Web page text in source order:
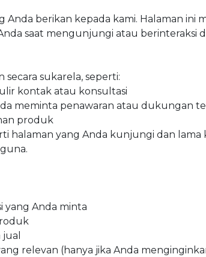
Anda berikan kepada kami. Halaman
saat mengunjungi atau berinteraksi
sukarela, seperti:
kontak atau konsultasi
meminta penawaran atau dukungan
produk
halaman yang Anda kunjungi dan
yang Anda minta
relevan (hanya jika Anda